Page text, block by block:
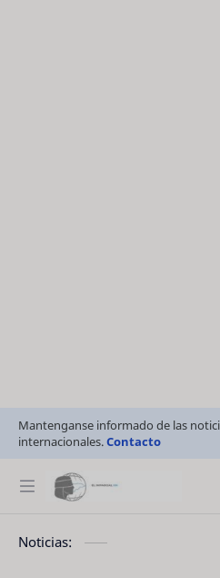
Mantenganse informado de las
internacionales.Contacto
Noticias: